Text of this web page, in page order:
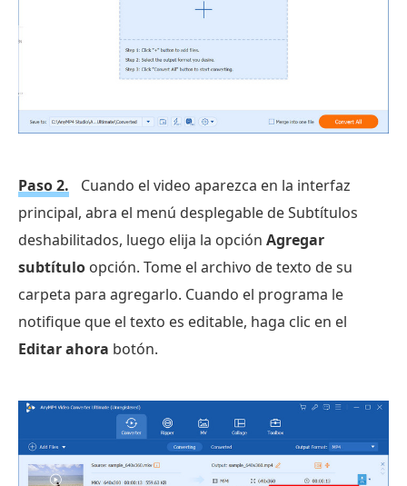
Paso 2.
Cuando el video aparezca en la interfaz
principal, abra el menú desplegable de Subtítulos
deshabilitados, luego elija la opción Agregar
subtítulo opción. Tome el archivo de texto de su
carpeta para agregarlo. Cuando el programa le
notifique que el texto es editable, haga clic en el
Editar ahora botón.